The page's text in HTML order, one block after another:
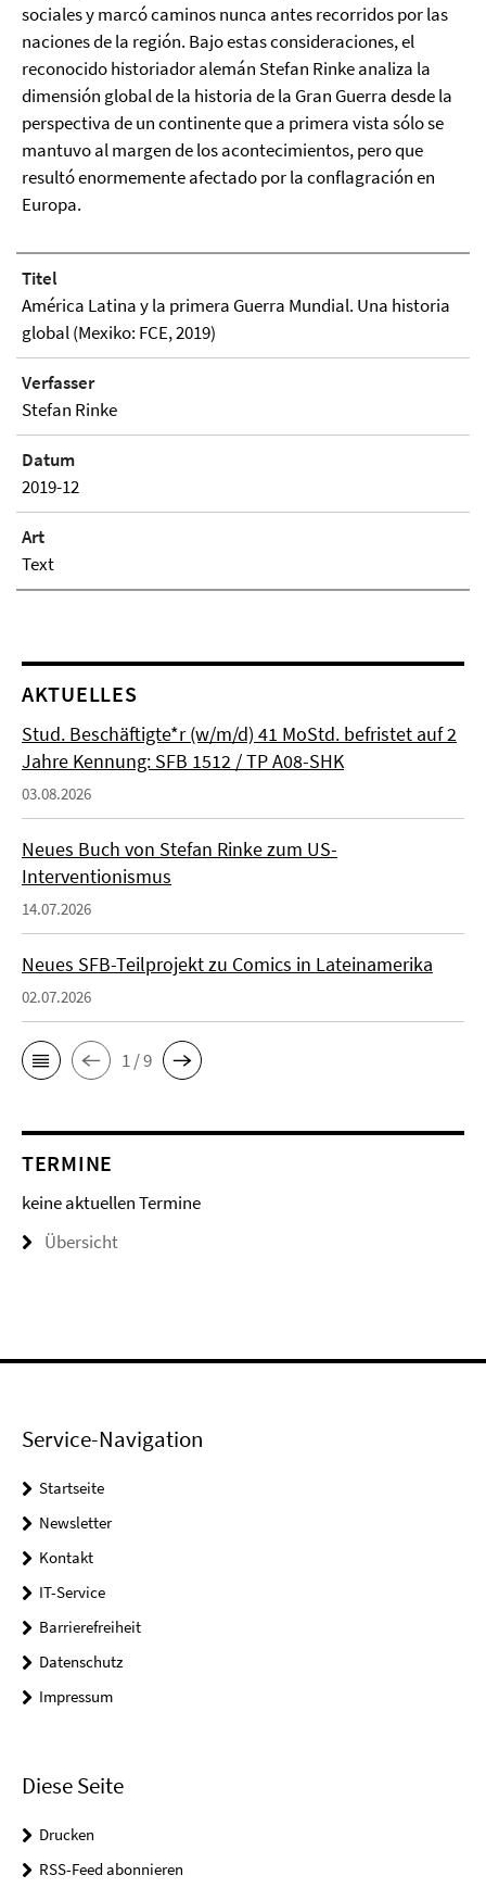
sociales y marcó caminos nunca antes recorridos por las
naciones de la región. Bajo estas consideraciones, el
reconocido historiador alemán Stefan Rinke analiza la
dimensión global de la historia de la Gran Guerra desde la
perspectiva de un continente que a primera vista sólo se
mantuvo al margen de los acontecimientos, pero que
resultó enormemente afectado por la conflagración en
Europa.
Titel
América Latina y la primera Guerra Mundial. Una historia
global (Mexiko: FCE, 2019)
Verfasser
Stefan Rinke
Datum
2019-12
Art
Text
AKTUELLES
Stud. Beschäftigte*r (w/m/d) 41 MoStd. befristet auf 2
Jahre Kennung: SFB 1512 / TP A08-SHK
03.08.2026
Neues Buch von Stefan Rinke zum US-
Interventionismus
14.07.2026
Neues SFB-Teilprojekt zu Comics in Lateinamerika
02.07.2026
1 / 9
TERMINE
keine aktuellen Termine
Übersicht
Service-Navigation
Startseite
Newsletter
Kontakt
IT-Service
Barrierefreiheit
Datenschutz
Impressum
Diese Seite
Drucken
RSS-Feed abonnieren